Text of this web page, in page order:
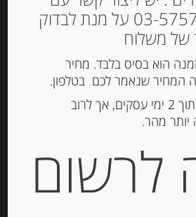
פיסטוק
החנות ב 03-5757901 על מנת לבדוק
של משלוח
הוא בסיס בלבד. מחיר
המחיר שנאמר לכם בטלפון.
מתחייבים למשלוח תוך 2 ימי עסקים, אך לרוב
יותר מהר.
לרשום